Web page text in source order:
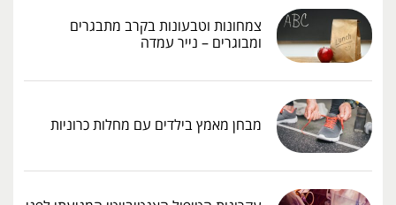
צמחונות וטבעונות בקרב מתבגרים
ומבוגרים – נייר עמדה
מבחן מאמץ בילדים עם מחלות כרוניות